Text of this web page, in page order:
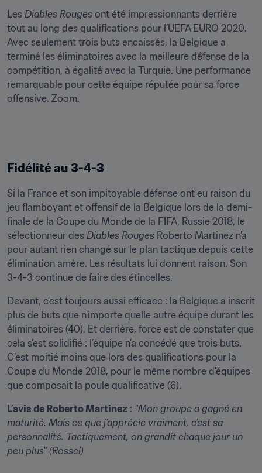
Les Diables Rouges ont été impressionnants derrière
tout au long des qualifications pour l’UEFA EURO 2020.
Avec seulement trois buts encaissés, la Belgique a
terminé les éliminatoires avec la meilleure défense de la
compétition, à égalité avec la Turquie. Une performance
remarquable pour cette équipe réputée pour sa force
offensive. Zoom.
Fidélité au 3-4-3
Si la France et son impitoyable défense ont eu raison du
jeu flamboyant et offensif de la Belgique lors de la demi-
finale de la Coupe du Monde de la FIFA, Russie 2018, le
sélectionneur des Diables Rouges Roberto Martinez n’a
pour autant rien changé sur le plan tactique depuis cette
élimination amère. Les résultats lui donnent raison. Son
3-4-3 continue de faire des étincelles.
Devant, c’est toujours aussi efficace : la Belgique a inscrit
plus de buts que n’importe quelle autre équipe durant les
éliminatoires (40). Et derrière, force est de constater que
cela s’est solidifié : l’équipe n’a concédé que trois buts.
C’est moitié moins que lors des qualifications pour la
Coupe du Monde 2018, pour le même nombre d’équipes
que composait la poule qualificative (6).
L’avis de Roberto Martinez : "Mon groupe a gagné en
maturité. Mais ce que j’apprécie vraiment, c’est sa
personnalité. Tactiquement, on grandit chaque jour un
peu plus" (Rossel)